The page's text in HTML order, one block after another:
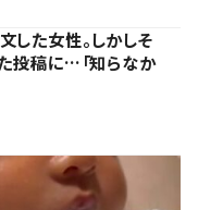
した女性。しかしそ
投稿に…「知らなか